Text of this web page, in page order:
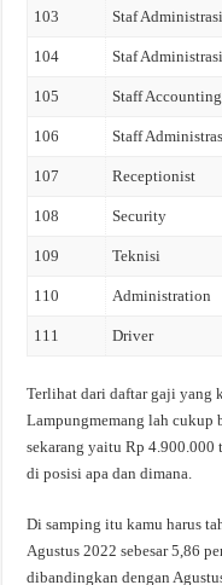
103 Staf Administrasi
104 Staf
105 Staff Accounting
106 Staff
107 Receptionist
108 Security
109 Teknisi
110 Administration
111 Driver
Terlihat dari daftar gaji yang
Lampungmemang lah cukup
sekarang yaitu Rp 4.900.000
di posisi apa dan dimana.
Di samping itu kamu harus
Agustus 2022 sebesar 5,86
dibandingkan dengan